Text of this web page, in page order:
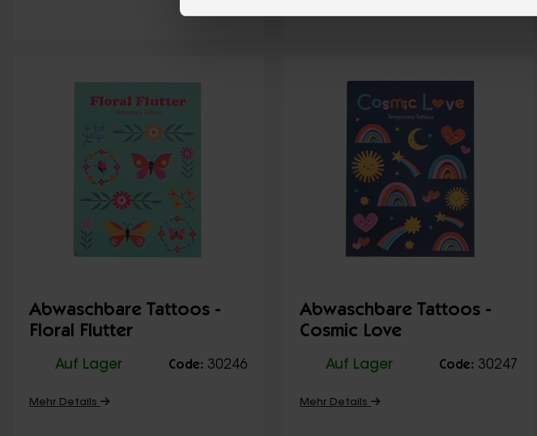
Abwaschbare Tattoos -
Floral Flutter
Auf Lager Code: 30246
Mehr Details
Abwaschbare Tattoos -
Cosmic Love
Auf Lager Code: 30247
Mehr Details